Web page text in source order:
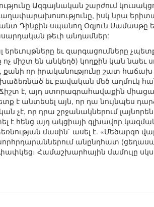
Ազգայնական շարժում
իսկ նրա
Դինքին սպանող Օգյուն Սամասթը
թեւի անդամներ:
երեւույթները եւ զարգացումները
միշտ են անկեղծ) կողքին կան նաեւ
որ իրականությունը շատ հաճախ
եւ բավական մեծ աղմուկ
է, այդ ստորագրահավաքին
է անտեսել այն, որ դա նույնպես
չէ, որ դրա շրջանակներում լայնորեն
է հենց այդ ակցիայի գլխավոր
մասին` ասել է. «Մեծարգո
անընդհատ
Համաշխարհային մամուլը